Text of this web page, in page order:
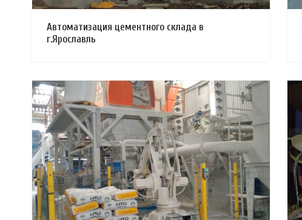
Автоматизация цементного склада в
г.Ярославль
Смотреть проект